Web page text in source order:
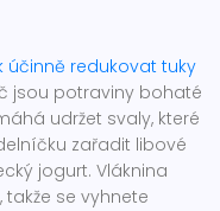
účinně redukovat tuky
jsou potraviny bohaté
udržet svaly, které
zařadit libové
jogurt. Vláknina
se vyhnete